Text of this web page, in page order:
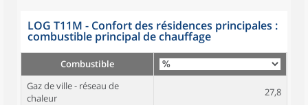
LOG T11M - Confort des résidences principales :
combustible principal de chauffage
Combustible
Gaz de ville - réseau de
chaleur
27,8